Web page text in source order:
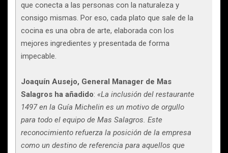
que conecta a las personas con la naturaleza y
consigo mismas. Por eso, cada plato que sale de la
cocina es una obra de arte, elaborada con los
mejores ingredientes y presentada de forma
impecable.
Joaquín Ausejo, General Manager de Mas
Salagros ha añadido: «La inclusión del restaurante
1497 en la Guía Michelin es un motivo de orgullo
para todo el equipo de Mas Salagros. Este
reconocimiento refuerza la posición de la empresa
como un destino de referencia para aquellos que